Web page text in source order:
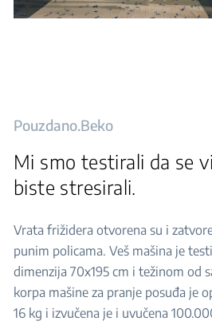
Pouzdano.Beko
Mi smo testirali da se
biste stresirali.
Vrata frižidera otvorena su i
punim policama. Veš mašina je
dimenzija 70x195 cm i težinom od
korpa mašine za pranje posuđa je
16 kg i izvučena je i uvučena